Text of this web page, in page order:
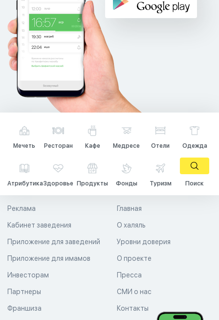
Мечеть Ресторан Кафе Медресе Отели Одежда
АтрибутикаЗдоровье Продукты Фонды Туризм Поиск
Главная
О халяль
Уровни доверия
Реклама
Кабинет заведения
Приложение для заведений
Приложение для имамов О проекте
Пресса
СМИ о нас
Контакты
Инвесторам
Партнеры
Франшиза